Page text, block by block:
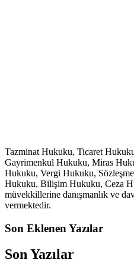
Tazminat Hukuku, Ticaret
Gayrimenkul Hukuku, Miras
Hukuku, Vergi Hukuku,
Hukuku, Bilişim Hukuku, Ceza
müvekkillerine danışmanlık ve
vermektedir.
Son Eklenen Yazılar
Son Yazılar